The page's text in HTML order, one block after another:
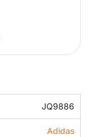
JQ9886
Adidas